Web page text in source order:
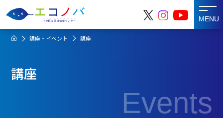
MENU
講座・イベント 講座
講座
Events